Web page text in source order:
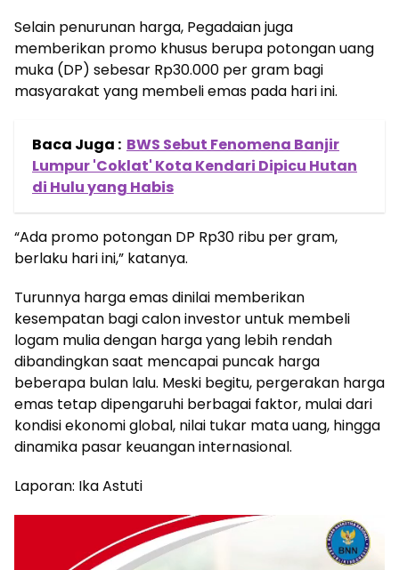
Selain penurunan harga, Pegadaian juga
memberikan promo khusus berupa potongan uang
muka (DP) sebesar Rp30.000 per gram bagi
masyarakat yang membeli emas pada hari ini.
Baca Juga : BWS Sebut Fenomena Banjir
Lumpur 'Coklat' Kota Kendari Dipicu Hutan
di Hulu yang Habis
“Ada promo potongan DP Rp30 ribu per gram,
berlaku hari ini,” katanya.
Turunnya harga emas dinilai memberikan
kesempatan bagi calon investor untuk membeli
logam mulia dengan harga yang lebih rendah
dibandingkan saat mencapai puncak harga
beberapa bulan lalu. Meski begitu, pergerakan harga
emas tetap dipengaruhi berbagai faktor, mulai dari
kondisi ekonomi global, nilai tukar mata uang, hingga
dinamika pasar keuangan internasional.
Laporan: Ika Astuti